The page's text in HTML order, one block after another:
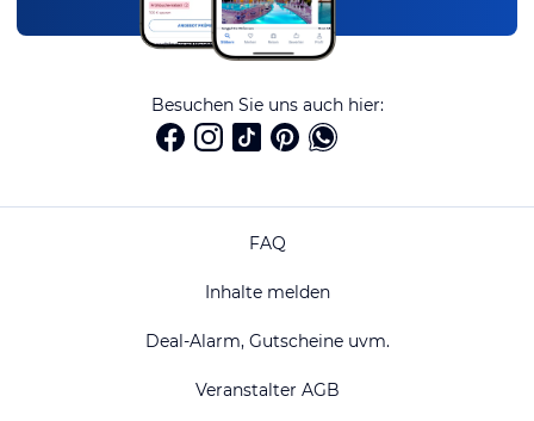
Besuchen Sie uns auch hier:
FAQ
Inhalte melden
Deal-Alarm, Gutscheine uvm.
Veranstalter AGB